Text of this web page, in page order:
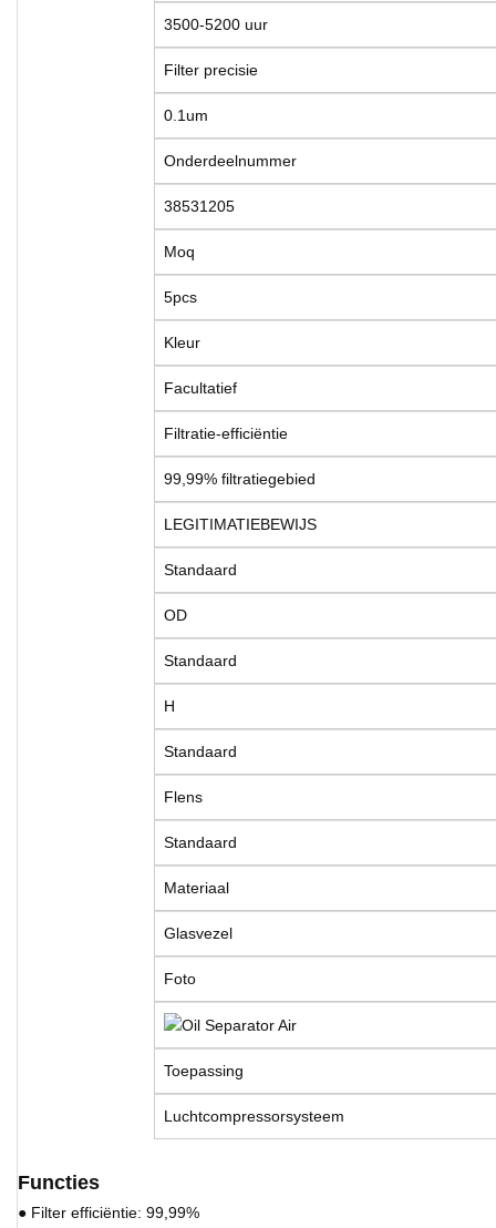
3500-5200 uur
Filter precisie
0.1um
Onderdeelnummer
38531205
Moq
5pcs
Kleur
Facultatief
Filtratie-efficiëntie
99,99% filtratiegebied
LEGITIMATIEBEWIJS
Standaard
OD
Standaard
H
Standaard
Flens
Standaard
Materiaal
Glasvezel
Foto
Toepassing
Luchtcompressorsysteem
Functies
● Filter efficiëntie: 99,99%